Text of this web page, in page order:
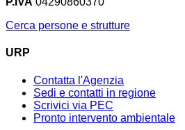
Cerca persone e strutture
URP
Contatta l'Agenzia
Sedi e contatti in regione
Scrivici via PEC
Pronto intervento ambientale